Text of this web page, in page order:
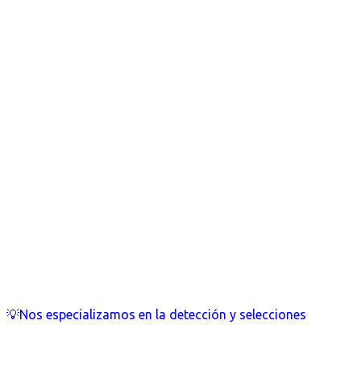
💡Nos especializamos en la detección y selecciones